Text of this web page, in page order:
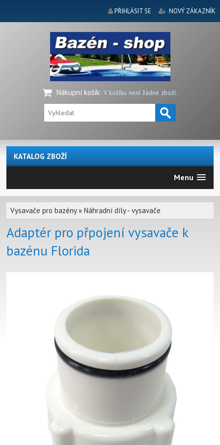
PŘIHLÁSIT SE NOVÝ ZÁKAZNÍK
Nákupní košík: V košíku není žádné zboží.
KATALOG ZBOŽÍ
Menu
Vysavače pro bazény»Náhradní díly - vysavače
Adaptér pro přpojení vysavače k
bazénu Florida